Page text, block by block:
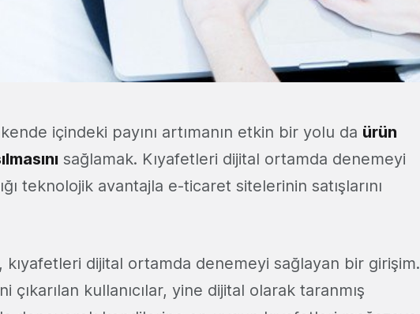
içindeki payını artımanın etkin bir yolu da ürün
sağlamak. Kıyafetleri dijital ortamda denemeyi
teknolojik avantajla e-ticaret sitelerinin satışlarını
dijital ortamda denemeyi sağlayan bir girişim.
kullanıcılar, yine dijital olarak taranmış